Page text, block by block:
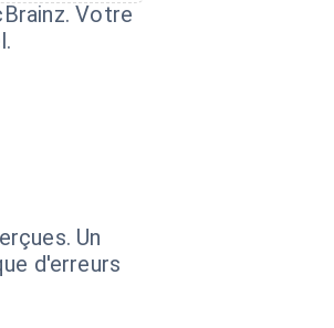
Votre
Un
d'erreurs